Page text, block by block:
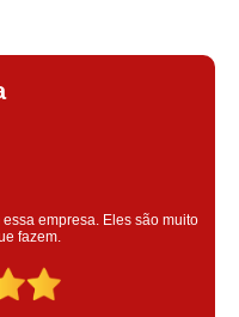
atendimento muito bom!
para o colaborador